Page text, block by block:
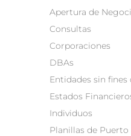
Apertura de
Consultas
Corporaciones
DBAs
Entidades sin fines
Estados
Individuos
Planillas de Puerto